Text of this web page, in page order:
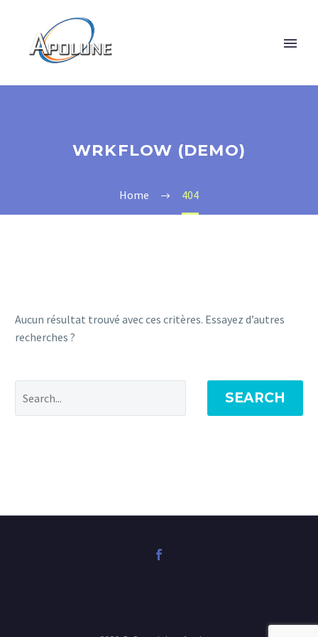
WRKFLOW (DEMO)
Home 404
Aucun résultat trouvé avec ces critères. Essayez d’autres
recherches ?
SEARCH